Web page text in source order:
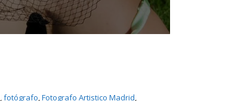
, fotógrafo, Fotografo Artistico Madrid